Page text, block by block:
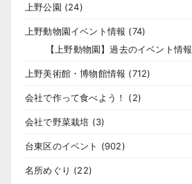
上野公園 (24)
上野動物園イベント情報 (74)
【上野動物園】過去のイベント情報
上野美術館・博物館情報 (712)
会社で作って食べよう！ (2)
会社で野菜栽培 (3)
台東区のイベント (902)
名所めぐり (22)